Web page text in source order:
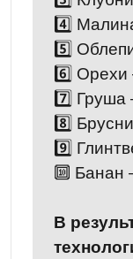
4️⃣
5️⃣
6️⃣
7️⃣
8️⃣
9️⃣
🔟
В